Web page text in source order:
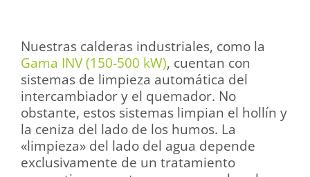
Nuestras calderas industriales, como la
Gama INV (150-500 kW), cuentan con
sistemas de limpieza automática del
intercambiador y el quemador. No
obstante, estos sistemas limpian el hollín y
la ceniza del lado de los humos. La
«limpieza» del lado del agua depende
exclusivamente de un tratamiento